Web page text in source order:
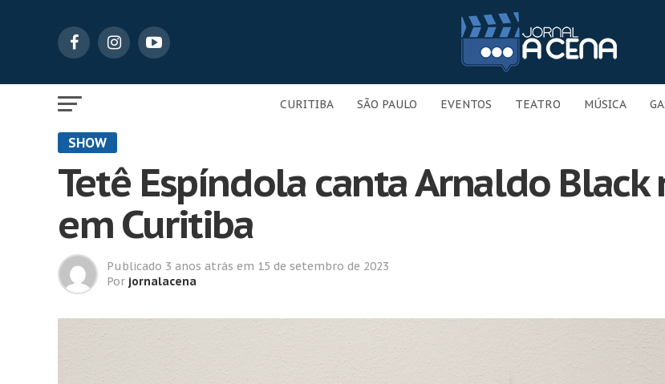
CURITIBA SÃO PAULO EVENTOS TEATRO MÚSICA
SHOW
Tetê Espíndola canta Arnaldo Black
em Curitiba
Publicado 3 anos atrás em 15 de setembro de 2023
Por jornalacena